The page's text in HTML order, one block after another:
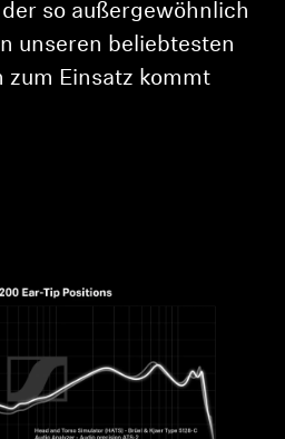
so außergewöhnlich
unseren beliebtesten
zum Einsatz kommt